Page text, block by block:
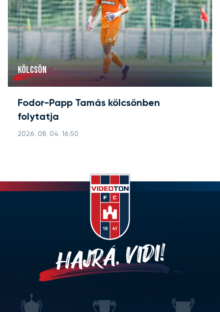
KÖLCSÖN
Fodor-Papp Tamás kölcsönben
folytatja
2026. 08. 04. 16:50
HAJRÁ, VIDI!